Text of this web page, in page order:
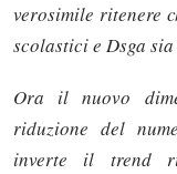
verosimile ritenere
scolastici e Dsga
Ora il nuovo
riduzione del
inverte il trend